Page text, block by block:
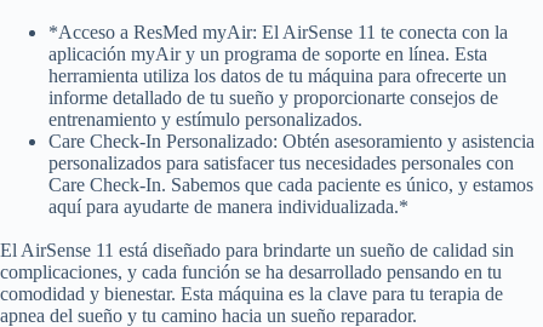
*Acceso a ResMed myAir: El AirSense 11 te conecta con la
aplicación myAir y un programa de soporte en línea. Esta
herramienta utiliza los datos de tu máquina para ofrecerte un
informe detallado de tu sueño y proporcionarte consejos de
entrenamiento y estímulo personalizados.
Care Check-In Personalizado: Obtén asesoramiento y asistencia
personalizados para satisfacer tus necesidades personales con
Care Check-In. Sabemos que cada paciente es único, y estamos
aquí para ayudarte de manera individualizada.*
El AirSense 11 está diseñado para brindarte un sueño de calidad sin
complicaciones, y cada función se ha desarrollado pensando en tu
comodidad y bienestar. Esta máquina es la clave para tu terapia de
apnea del sueño y tu camino hacia un sueño reparador.